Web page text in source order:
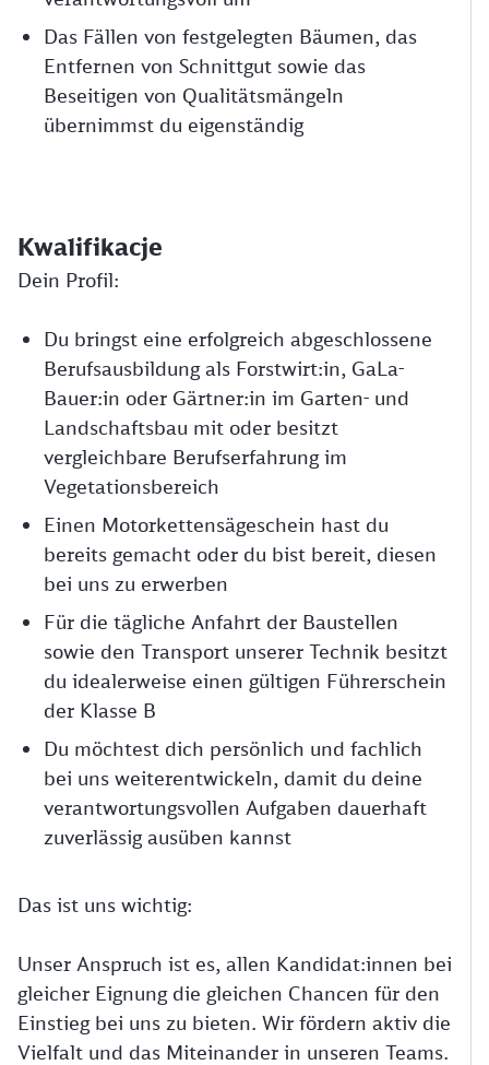
Das Fällen von festgelegten Bäumen, das
Entfernen von Schnittgut sowie das
Beseitigen von Qualitätsmängeln
übernimmst du eigenständig
Kwalifikacje
Dein Profil:
Du bringst eine erfolgreich abgeschlossene
Berufsausbildung als Forstwirt:in, GaLa-
Bauer:in oder Gärtner:in im Garten- und
Landschaftsbau mit oder besitzt
vergleichbare Berufserfahrung im
Vegetationsbereich
Einen Motorkettensägeschein hast du
bereits gemacht oder du bist bereit, diesen
bei uns zu erwerben
Für die tägliche Anfahrt der Baustellen
sowie den Transport unserer Technik besitzt
du idealerweise einen gültigen Führerschein
der Klasse B
Du möchtest dich persönlich und fachlich
bei uns weiterentwickeln, damit du deine
verantwortungsvollen Aufgaben dauerhaft
zuverlässig ausüben kannst
Das ist uns wichtig:
Unser Anspruch ist es, allen Kandidat:innen bei
gleicher Eignung die gleichen Chancen für den
Einstieg bei uns zu bieten. Wir fördern aktiv die
Vielfalt und das Miteinander in unseren Teams.